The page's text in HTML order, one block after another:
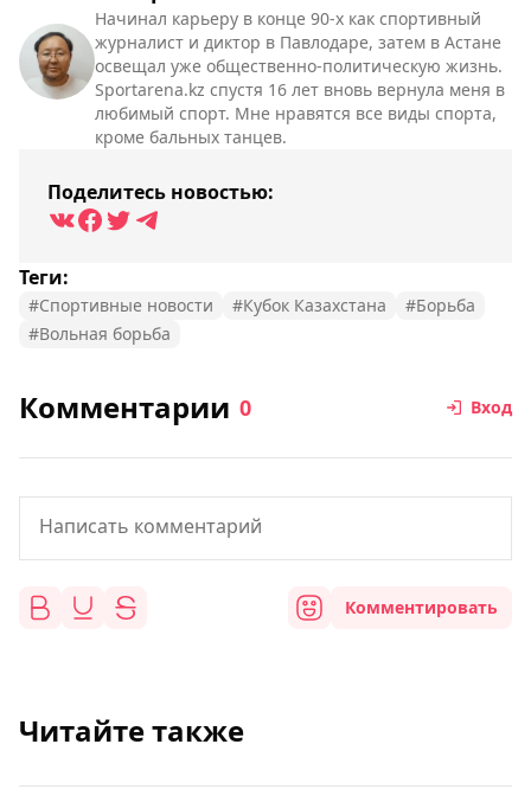
Начинал карьеру в конце 90-х как спортивный
журналист и диктор в Павлодаре, затем в Астане
освещал уже общественно-политическую жизнь.
Sportarena.kz спустя 16 лет вновь вернула меня в
любимый спорт. Мне нравятся все виды спорта,
кроме бальных танцев.
Поделитесь новостью:
Теги:
#Спортивные новости #Кубок Казахстана
#Борьба
#Вольная борьба
Комментарии 0 Вход
Комментировать
Читайте также